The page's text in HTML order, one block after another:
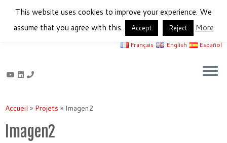
au
Español
English
Français
Accueil » Projets » Imagen2
Imagen2
This website uses cookies to improve your experience. We
assume that you agree with this.
Accept Reject More